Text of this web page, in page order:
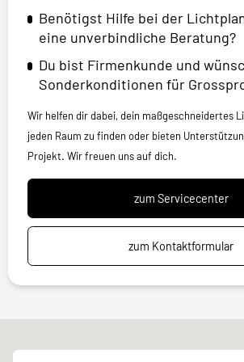
Benötigst Hilfe bei der
eine unverbindliche Beratung?
Du bist Firmenkunde und
Sonderkonditionen für
Wir helfen dir dabei, dein maßgeschneidertes
jeden Raum zu finden oder bieten
Projekt. Wir freuen uns auf dich.
zum Servicecenter
zum Kontaktformular